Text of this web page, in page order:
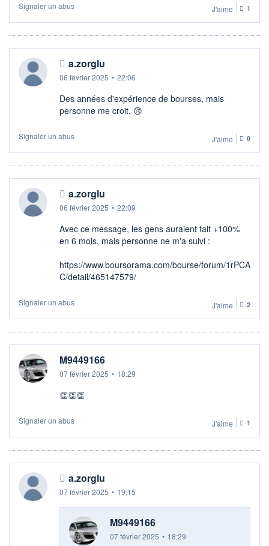
Signaler un abus J'aime 1
a.zorglu
06 février 2025 • 22:06
Des années d'expérience de bourses, mais
personne me croit. 😢
Signaler un abus J'aime 0
a.zorglu
06 février 2025 • 22:09
Avec ce message, les gens auraient fait +100%
en 6 mois, mais personne ne m'a suivi :
https://www.boursorama.com/bourse/forum/1rPCA
C/detail/465147579/
Signaler un abus J'aime 2
M9449166
07 février 2025 • 18:29
👏👏👏
Signaler un abus J'aime 1
a.zorglu
07 février 2025 • 19:15
M9449166
07 février 2025 • 18:29